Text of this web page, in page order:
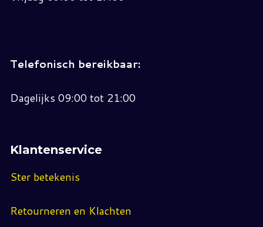
Telefonisch bereikbaar:
Dagelijks 09:00 tot 21:00
Klantenservice
Ster betekenis
Retourneren en Klachten